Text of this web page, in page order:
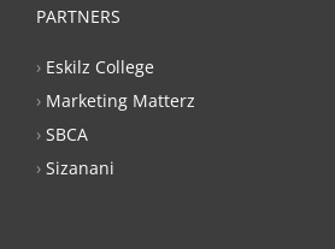
PARTNERS
› Eskilz College
› Marketing Matterz
› SBCA
› Sizanani